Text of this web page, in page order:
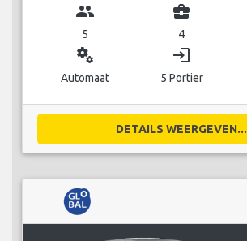
group
5
business_center
4
miscellaneous_services
Automaat
login
5 Portier
DETAILS WEERGEVEN...